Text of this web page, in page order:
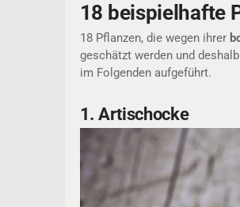
18 beispielhafte
18 Pflanzen, die wegen ihrer
geschätzt werden und
im Folgenden aufgeführt.
1. Artischocke